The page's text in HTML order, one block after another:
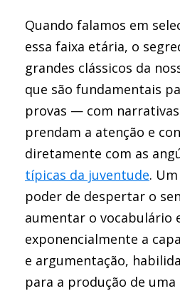
Quando falamos em
essa faixa etária, o
grandes clássicos da
que são fundamentais
provas — com
prendam a atenção e
diretamente com as
típicas da juventude.
poder de despertar o
aumentar o vocabulário
exponencialmente a
e argumentação,
para a produção de